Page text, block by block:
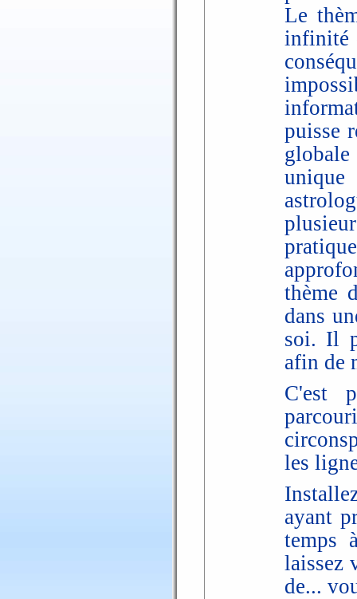
Le
infinité
puisse
thème
dans
soi. Il
afin de
C'est
les
ayant
temps
laissez
de...